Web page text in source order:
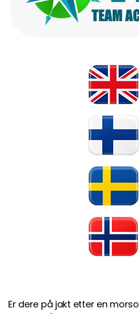
Er dere på jakt etter en